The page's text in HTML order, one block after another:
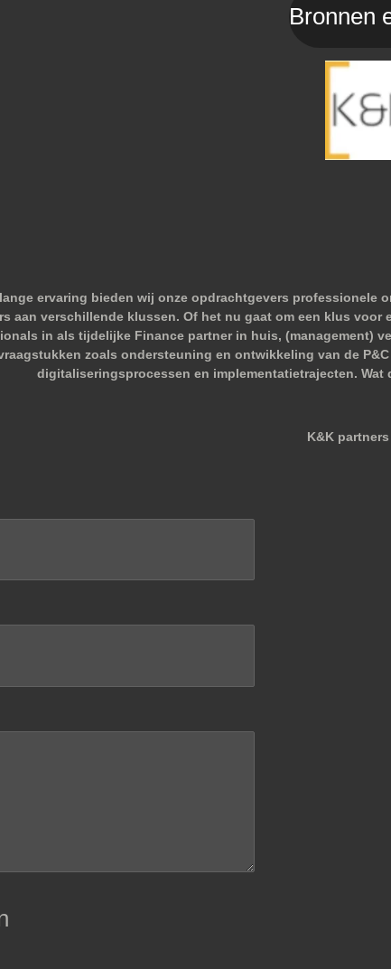
Bronnen
ervaring bieden wij onze opdrachtgevers
aan verschillende klussen. Of het nu gaat om een klus
in als tijdelijke Finance partner in huis, (management)
zoals ondersteuning en ontwikkeling van de
digitaliseringsprocessen en implementatietrajecten.
K&K